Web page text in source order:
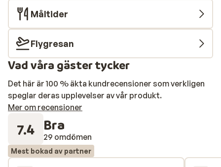
Måltider
Flygresan
Vad våra gäster tycker
Det här är 100 % äkta kundrecensioner som verkligen
speglar deras upplevelser av vår produkt.
Mer om recensioner
7.4 Bra
29 omdömen
Mest bokad av partner